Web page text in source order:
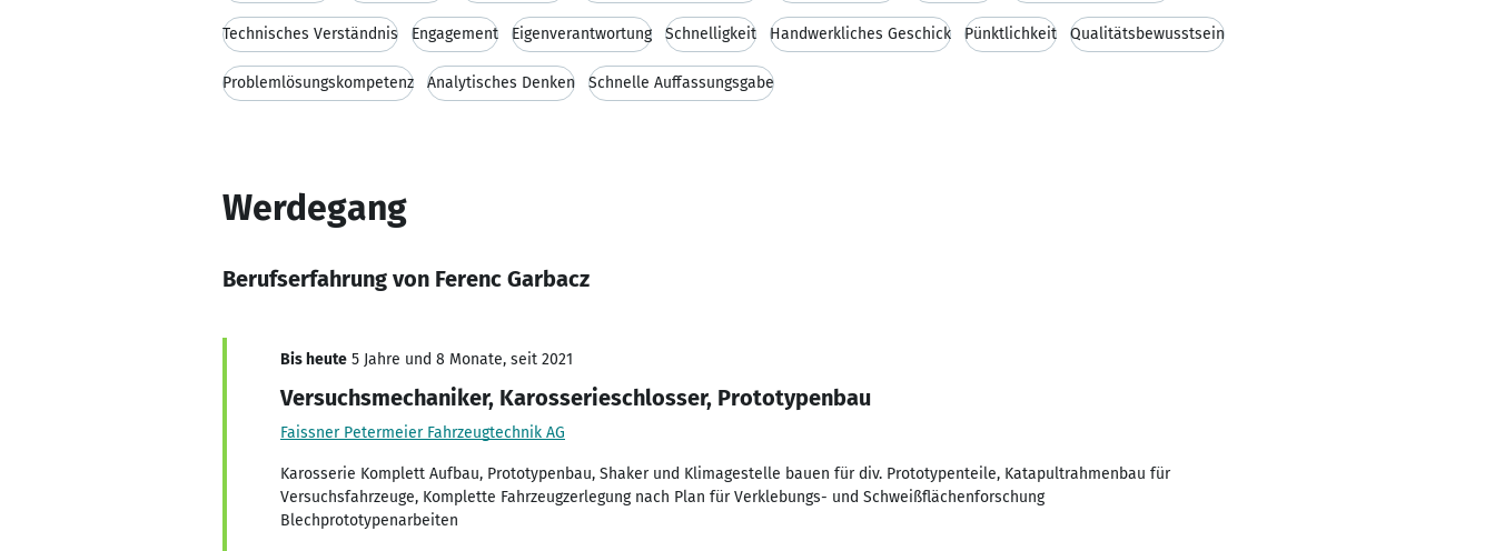
Technisches Verständnis Engagement Eigenverantwortung Schnelligkeit Handwerkliches Geschick Pünktlichkeit Qualitätsbewusstsein
Problemlösungskompetenz Analytisches Denken Schnelle Auffassungsgabe
Werdegang
Berufserfahrung von Ferenc Garbacz
Bis heute 5 Jahre und 8 Monate, seit 2021
Versuchsmechaniker, Karosserieschlosser, Prototypenbau
Faissner Petermeier Fahrzeugtechnik AG
Karosserie Komplett Aufbau, Prototypenbau, Shaker und Klimagestelle bauen für div. Prototypenteile, Katapultrahmenbau für
Versuchsfahrzeuge, Komplette Fahrzeugzerlegung nach Plan für Verklebungs- und Schweißflächenforschung
Blechprototypenarbeiten